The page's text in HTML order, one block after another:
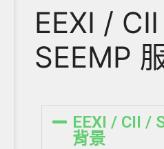
EEXI /
SEEMP
EEXI / CII /
背景